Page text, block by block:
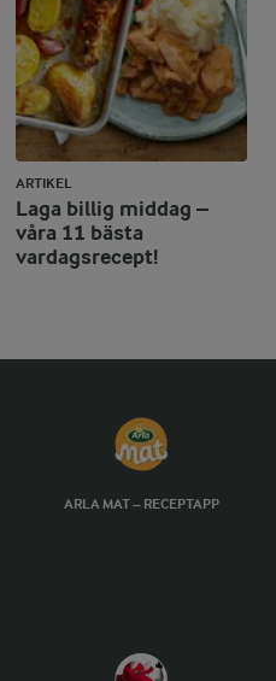
ARTIKEL
Laga billig middag –
våra 11 bästa
vardagsrecept!
ARLA MAT – RECEPTAPP